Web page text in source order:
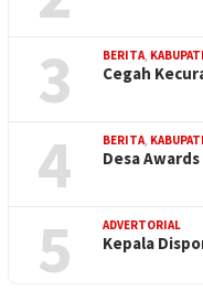
3 BERITA,
Cegah
4 BERITA,
Desa
5 ADVERTORIAL
Kepala